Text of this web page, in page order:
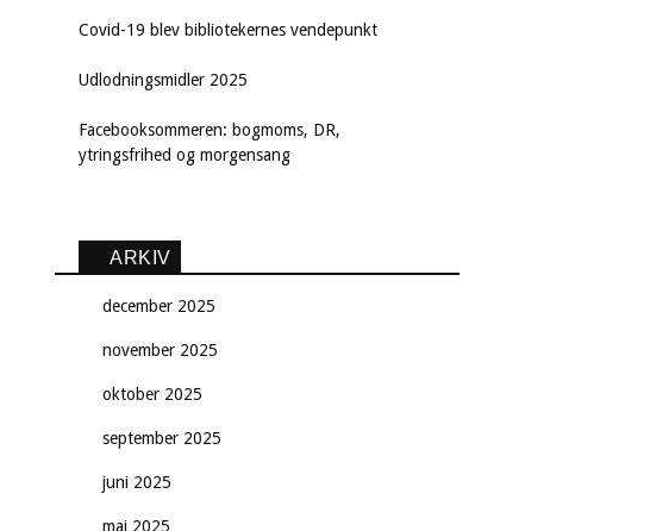
Covid-19 blev bibliotekernes vendepunkt
Udlodningsmidler 2025
Facebooksommeren: bogmoms, DR,
ytringsfrihed og morgensang
ARKIV
december 2025
november 2025
oktober 2025
september 2025
juni 2025
maj 2025